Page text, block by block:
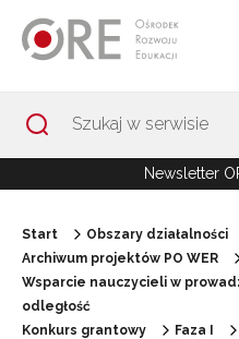
Newsletter
Start
Obszary działalności
Archiwum projektów PO WER
Wsparcie nauczycieli w
odległość
Konkurs grantowy
Faza I